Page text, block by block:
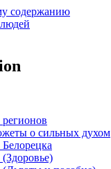
содержанию
о сильных духом